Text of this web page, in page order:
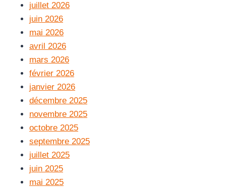
juillet 2026
juin 2026
mai 2026
avril 2026
mars 2026
février 2026
janvier 2026
décembre 2025
novembre 2025
octobre 2025
septembre 2025
juillet 2025
juin 2025
mai 2025